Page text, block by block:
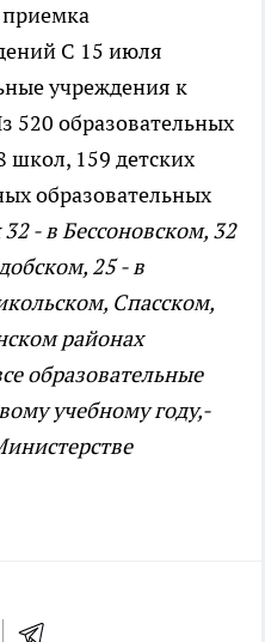
приемка
С 15 июля
учреждения к
520 образовательных
школ, 159 детских
образовательных
- в Бессоновском, 32
25 - в
Спасском,
районах
образовательные
учебному году,-